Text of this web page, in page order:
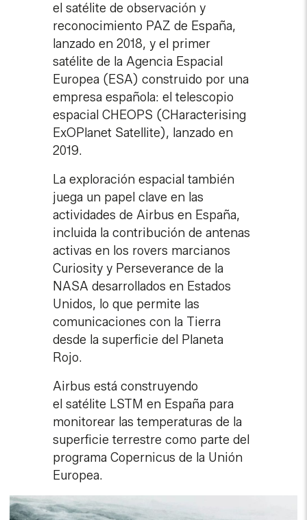
el satélite de observación y
reconocimiento PAZ de España,
lanzado en 2018, y el primer
satélite de la Agencia Espacial
Europea (ESA) construido por una
empresa española: el telescopio
espacial CHEOPS (CHaracterising
ExOPlanet Satellite), lanzado en
2019.
La exploración espacial también
juega un papel clave en las
actividades de Airbus en España,
incluida la contribución de antenas
activas en los rovers marcianos
Curiosity y Perseverance de la
NASA desarrollados en Estados
Unidos, lo que permite las
comunicaciones con la Tierra
desde la superficie del Planeta
Rojo.
Airbus está construyendo
el satélite LSTM en España para
monitorear las temperaturas de la
superficie terrestre como parte del
programa Copernicus de la Unión
Europea.